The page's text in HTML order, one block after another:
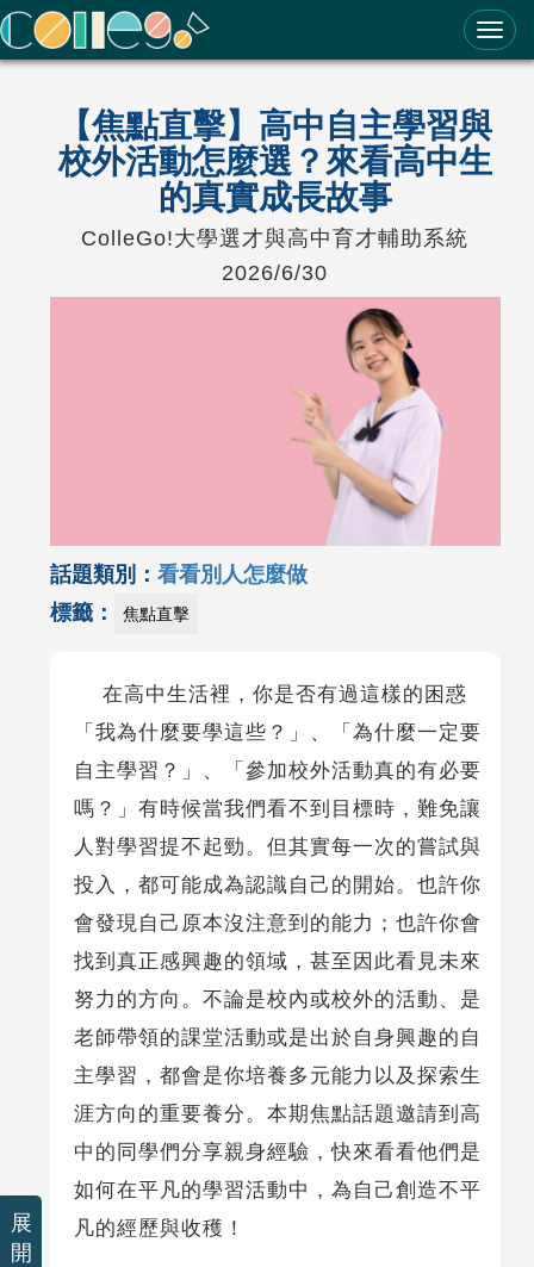
ColleGo! 大學選才與高中育才輔助系統
【焦點直擊】高中自主學習與
校外活動怎麼選？來看高中生
的真實成長故事
ColleGo!大學選才與高中育才輔助系統
2026/6/30
話題類別： 看看別人怎麼做
標籤：
焦點直擊
在高中生活裡，你是否有過這樣的困惑
「我為什麼要學這些？」、「為什麼一定要
自主學習？」、「參加校外活動真的有必要
嗎？」有時候當我們看不到目標時，難免讓
人對學習提不起勁。但其實每一次的嘗試與
投入，都可能成為認識自己的開始。也許你
會發現自己原本沒注意到的能力；也許你會
找到真正感興趣的領域，甚至因此看見未來
努力的方向。不論是校內或校外的活動、是
老師帶領的課堂活動或是出於自身興趣的自
主學習，都會是你培養多元能力以及探索生
涯方向的重要養分。本期焦點話題邀請到高
中的同學們分享親身經驗，快來看看他們是
如何在平凡的學習活動中，為自己創造不平
凡的經歷與收穫！
展
開